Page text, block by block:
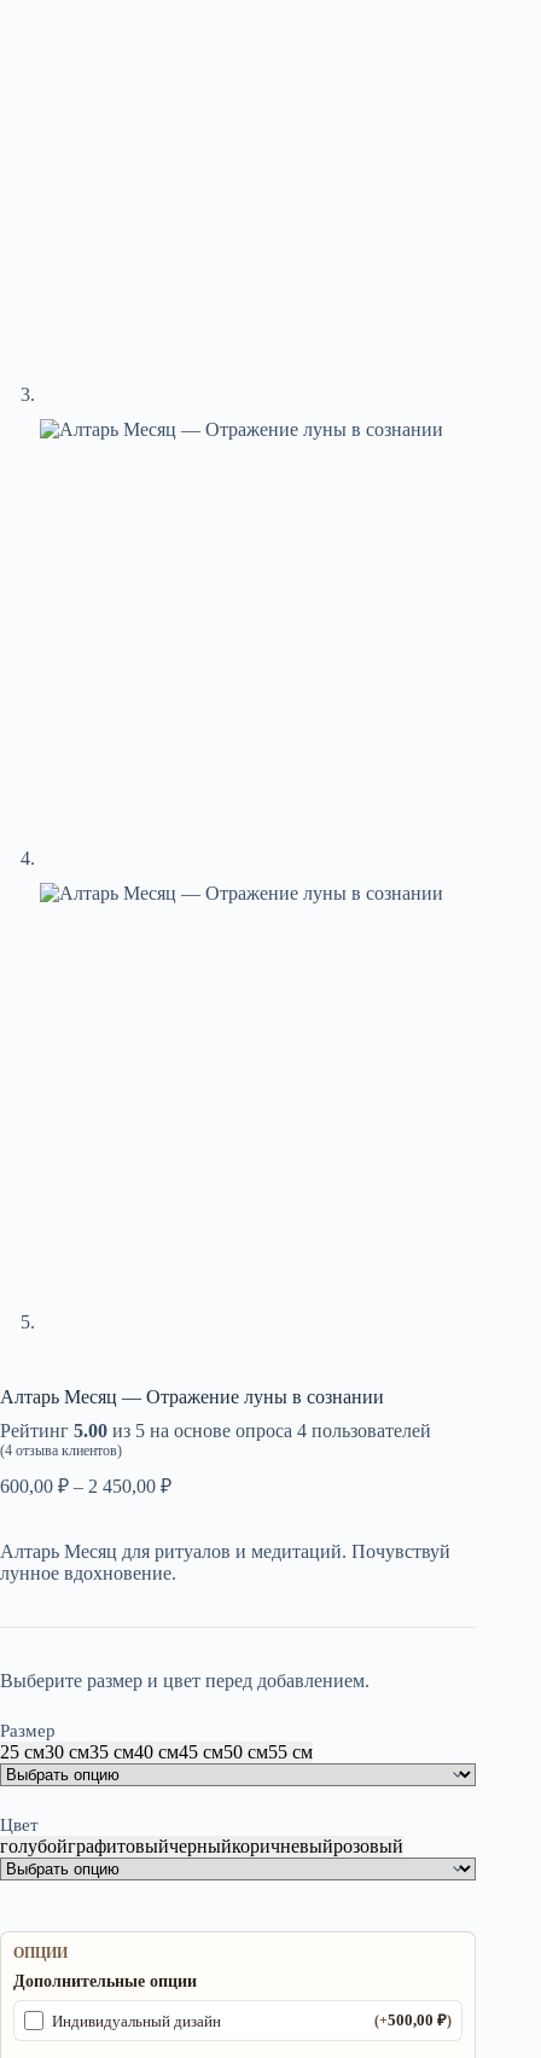
Алтарь Месяц — Отражение луны в сознании
Рейтинг 5.00 из 5 на основе опроса 4 пользователей
(4 отзыва клиентов)
600,00 ₽ – 2 450,00 ₽Диапазон
–
2
Алтарь Месяц для ритуалов и медитаций. Почувствуй
лунное вдохновение.
Выберите размер и цвет перед добавлением.
Размер
25 см30 см35 см40 см45 см50 см55 см
Цвет
голубойграфитовыйчерныйкоричневыйрозовый
ОПЦИИ
Дополнительные опции
Индивидуальный дизайн (+500,00₽)